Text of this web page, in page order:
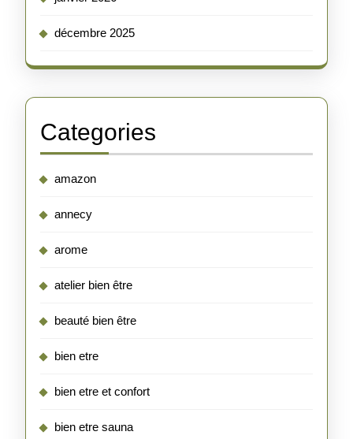
décembre 2025
Categories
amazon
annecy
arome
atelier bien être
beauté bien être
bien etre
bien etre et confort
bien etre sauna